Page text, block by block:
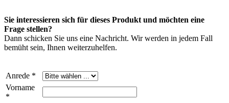
Sie interessieren sich für dieses Produkt und möchten eine
Frage stellen?
Dann schicken Sie uns eine Nachricht. Wir werden in jedem Fall
bemüht sein, Ihnen weiterzuhelfen.
Anrede *
Vorname
*